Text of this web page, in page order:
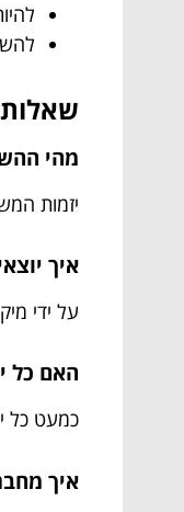
מהי
יזמות
איך
על ידי
האם כל
כמעט כל
איך